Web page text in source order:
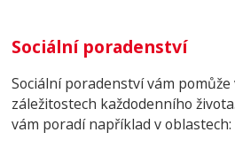
Sociální poradenství
Sociální poradenství vám
záležitostech každodenního života.
vám poradí například v oblastech: